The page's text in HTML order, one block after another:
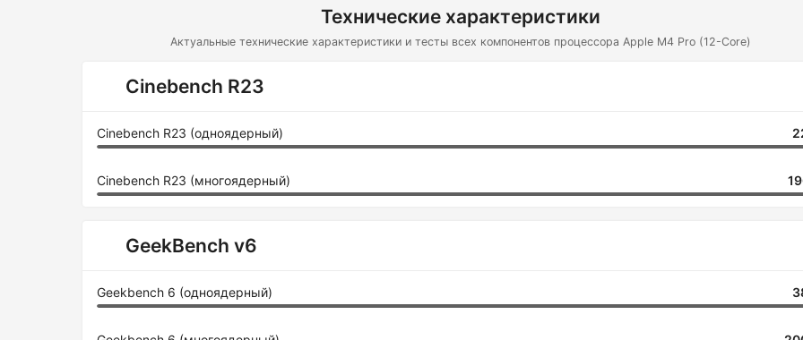
Технические характеристики
Актуальные технические характеристики и тесты всех компонентов процессора Apple M4 Pro (12-Core)
Cinebench R23
Cinebench R23 (одноядерный)
Cinebench R23 (многоядерный)
GeekBench v6
Geekbench 6 (одноядерный)